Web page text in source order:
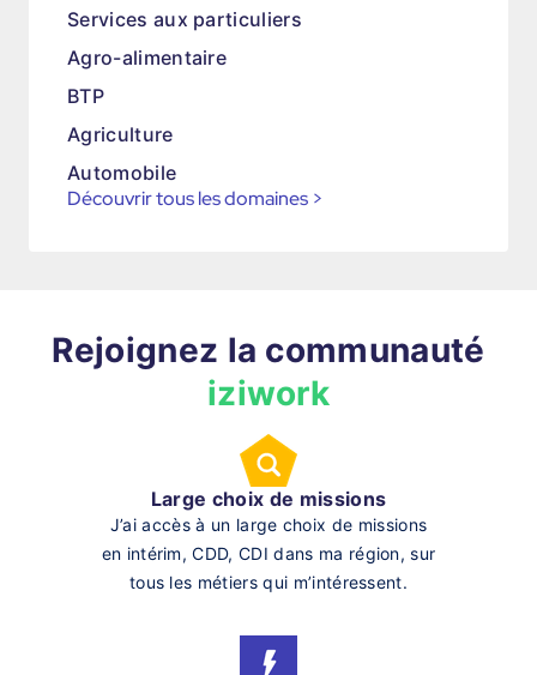
Services aux particuliers
Agro-alimentaire
BTP
Agriculture
Automobile
Découvrir tous les domaines >
Rejoignez la communauté
iziwork
Large choix de missions
J’ai accès à un large choix de missions
en intérim, CDD, CDI dans ma région, sur
tous les métiers qui m’intéressent.